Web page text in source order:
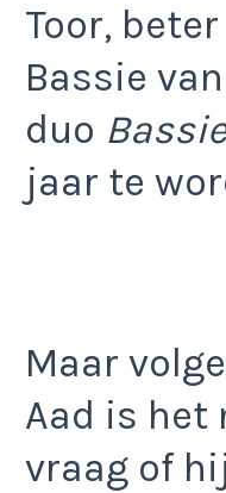
Toor,
Bassie
duo
jaar te
Maar
Aad is het
vraag of